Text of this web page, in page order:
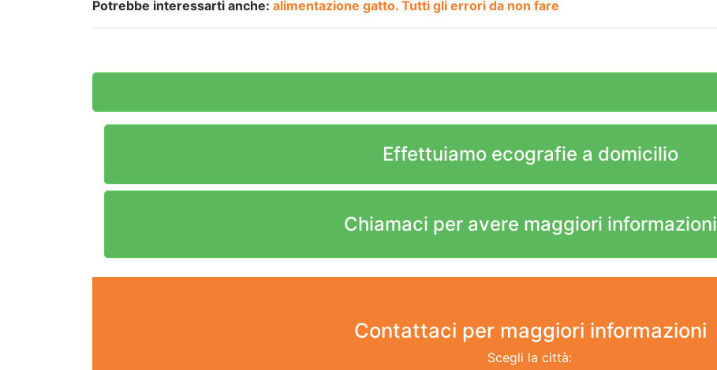
Potrebbe interessarti anche: alimentazione gatto. Tutti gli errori da non fare
Effettuiamo ecografie a domicilio
Chiamaci per avere maggiori informazioni
Contattaci per maggiori informazioni
Scegli la città: